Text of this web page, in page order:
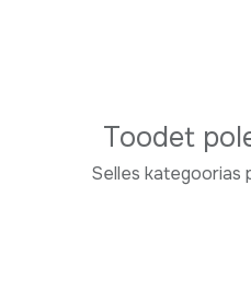
Toodet
Selles kategoorias